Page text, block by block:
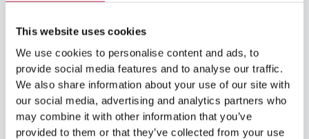
This website uses cookies
We use cookies to personalise content and ads, to
provide social media features and to analyse our traffic.
We also share information about your use of our site with
our social media, advertising and analytics partners who
may combine it with other information that you’ve
provided to them or that they’ve collected from your use
Ibiza Villa Verhuur (6) luxe vakantie(5)
Luxe villa's Ibiza(43) luxe villas(13)
Luxe Villa Verhuur(12)